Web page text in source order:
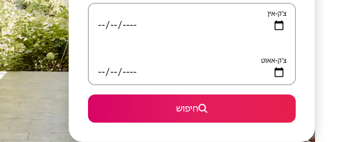
צ'ק-אין
צ'ק-אאוט
חיפוש